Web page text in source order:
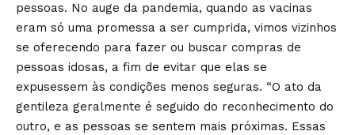
pessoas. No auge da pandemia, quando as vacinas
eram só uma promessa a ser cumprida, vimos vizinhos
se oferecendo para fazer ou buscar compras de
pessoas idosas, a fim de evitar que elas se
expusessem às condições menos seguras. “O ato da
gentileza geralmente é seguido do reconhecimento do
outro, e as pessoas se sentem mais próximas. Essas